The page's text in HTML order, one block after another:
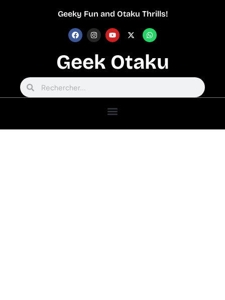
Geeky Fun and Otaku Thrills!
Geek Otaku